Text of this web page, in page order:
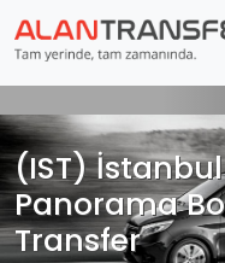
(IST)
Panorama
Transfer